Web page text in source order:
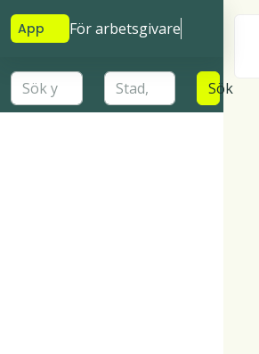
App För arbetsgivare
Sök